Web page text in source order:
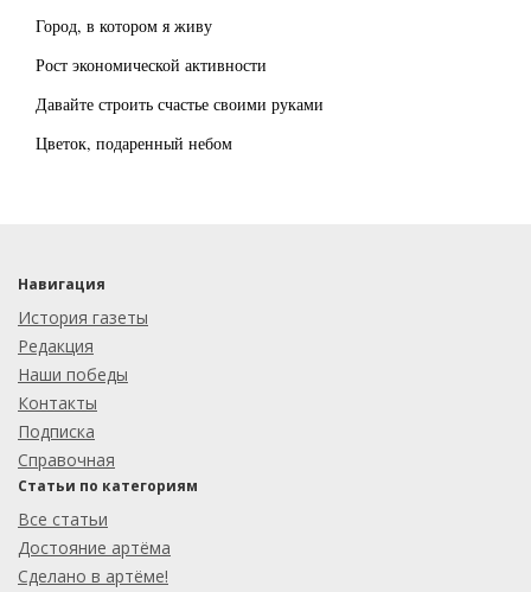
Город, в котором я живу
Рост экономической активности
Давайте строить счастье своими руками
Цветок, подаренный небом
Навигация
История газеты
Редакция
Наши победы
Контакты
Подписка
Справочная
Статьи по категориям
Все статьи
Достояние артёма
Сделано в артёме!